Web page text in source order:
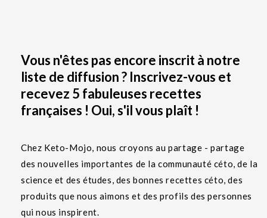
Vous n'êtes pas encore inscrit à notre
liste de diffusion ? Inscrivez-vous et
recevez 5 fabuleuses recettes
françaises ! Oui, s'il vous plaît !
Chez Keto-Mojo, nous croyons au partage - partage
des nouvelles importantes de la communauté céto, de la
science et des études, des bonnes recettes céto, des
produits que nous aimons et des profils des personnes
qui nous inspirent.